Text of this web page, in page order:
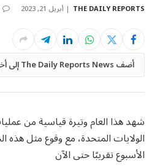
THE DAILY REPORTS أبريل 21, 2023
أضف The Daily Reports News إلى أخبار جوجل
شهد هذا العام وتيرة قياسية من
الولايات المتحدة، مع وقوع مثل هذه
الأسبوع تقريبًا حتى الآن